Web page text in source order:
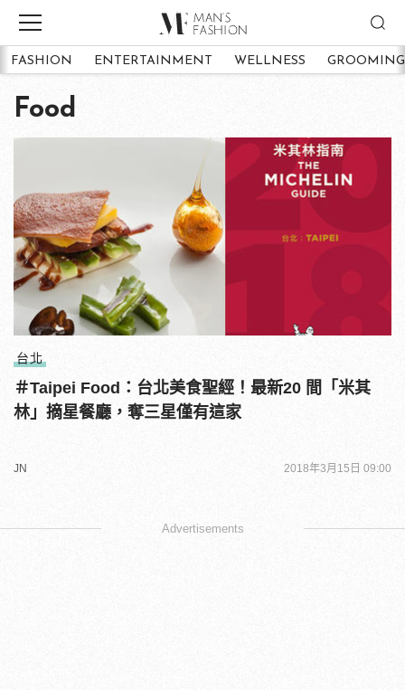
FASHION ENTERTAINMENT WELLNESS GROOMING
Food
台北
＃Taipei Food：台北美食聖經！最新20 間「米其
林」摘星餐廳，奪三星僅有這家
JN 2018年3月15日 09:00
Advertisements